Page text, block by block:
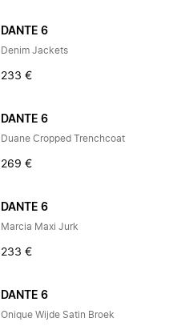
DANTE 6
Denim Jackets
233 €
DANTE 6
Duane Cropped Trenchcoat
269 €
DANTE 6
Marcia Maxi Jurk
233 €
DANTE 6
Onique Wijde Satin Broek